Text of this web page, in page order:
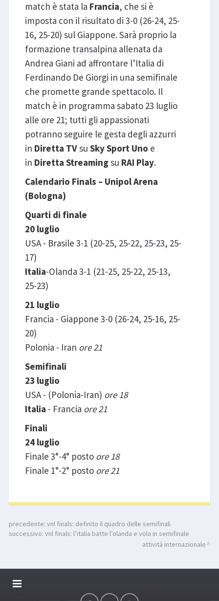
match è stata la Francia, che si è
imposta con il risultato di 3-0 (26-24, 25-
16, 25-20) sul Giappone. Sarà proprio la
formazione transalpina allenata da
Andrea Giani ad affrontare l’Italia di
Ferdinando De Giorgi in una semifinale
che promette grande spettacolo. Il
match è in programma sabato 23 luglio
alle ore 21; tutti gli appassionati
potranno seguire le gesta degli azzurri
in Diretta TVsu Sky Sport Uno e
in Diretta Streaming su RAI Play.
Calendario Finals – Unipol Arena
(Bologna)
Quarti di finale
20 luglio
USA - Brasile 3-1 (20-25, 25-22, 25-23, 25-
17)
Italia-Olanda 3-1 (21-25, 25-22, 25-13,
25-23)
21 luglio
Francia - Giappone 3-0 (26-24, 25-16, 25-
20)
Polonia - Iran ore 21
Semifinali
23 luglio
USA - (Polonia-Iran) ore 18
Italia - Francia ore 21
Finali
24 luglio
Finale 3°-4° posto ore 18
Finale 1°-2° posto ore 21
precedente: vnl finals: definito il quadro delle semifinali
successivo: vnl finals: l’italia batte l’olanda e vola in semifinale
attività internazionale